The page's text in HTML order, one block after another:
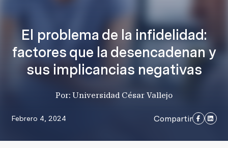
El problema de la infidelidad:
factores que la desencadenan y
sus implicancias negativas
Por: Universidad César Vallejo
Febrero 4, 2024 Compartir